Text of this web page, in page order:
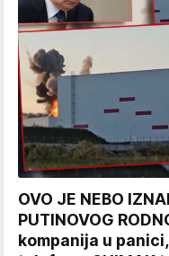
OVO JE NEBO
PUTINOVOG
kompanija u